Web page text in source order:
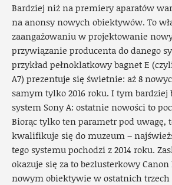
Bardziej niż na premiery aparatów
na anonsy nowych obiektywów. To
zaangażowaniu w projektowanie
przywiązanie producenta do danego
przykład pełnoklatkowy bagnet E
A7) prezentuje się świetnie: aż 8
samym tylko 2016 roku. I tym bardziej
system Sony A: ostatnie nowości to
Biorąc tylko ten parametr pod uwagę,
kwalifikuje się do muzeum –
tego systemu pochodzi z 2014 roku.
okazuje się za to bezlusterkowy
nowym obiektywie w ostatnich trzech